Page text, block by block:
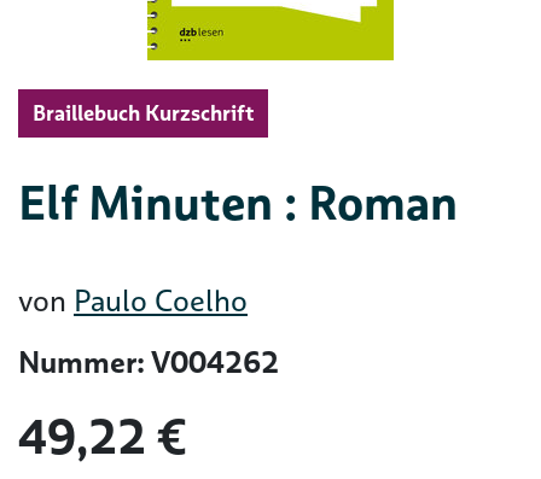
Braillebuch Kurzschrift
Elf Minuten : Roman
von Paulo Coelho
Nummer: V004262
49,22 €